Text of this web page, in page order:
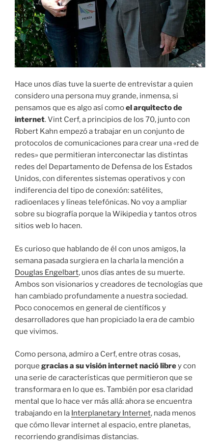
Hace unos días tuve la suerte de entrevistar a quien
considero una persona muy grande, inmensa, si
pensamos que es algo así comoel arquitecto de
internet. Vint Cerf, a principios de los 70, junto con
Robert Kahn empezó a trabajar en un conjunto de
protocolos de comunicaciones para crear una «red de
redes» que permitieran interconectar las distintas
redes del Departamento de Defensa de los Estados
Unidos, con diferentes sistemas operativos y con
indiferencia del tipo de conexión: satélites,
radioenlaces y líneas telefónicas. No voy a ampliar
sobre su biografía porque la Wikipedia y tantos otros
sitios web lo hacen.
Es curioso que hablando de él con unos amigos, la
semana pasada surgiera en la charla la mención a
Douglas Engelbart, unos días antes de su muerte.
Ambos son visionarios y creadores de tecnologías que
han cambiado profundamente a nuestra sociedad.
Poco conocemos en general de científicos y
desarrolladores que han propiciado la era de cambio
que vivimos.
Como persona, admiro a Cerf, entre otras cosas,
porque gracias a su visión internet nació librey con
una serie de características que permitieron que se
transformara en lo que es. También por esa claridad
mental que lo hace ver más allá: ahora se encuentra
trabajando en la Interplanetary Internet, nada menos
que cómo llevar internet al espacio, entre planetas,
recorriendo grandísimas distancias.